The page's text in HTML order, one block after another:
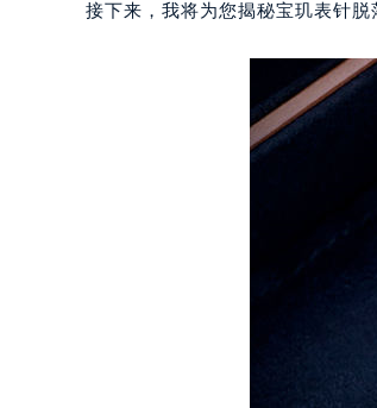
接下来，我将为您揭秘宝玑表针脱